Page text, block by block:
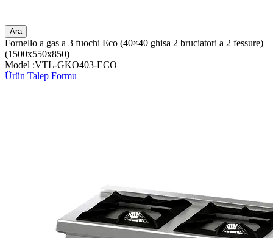
Ara
Fornello a gas a 3 fuochi Eco (40×40 ghisa 2 bruciatori a 2 fessure)
(1500x550x850)
Model :VTL-GKO403-ECO
Ürün Talep Formu